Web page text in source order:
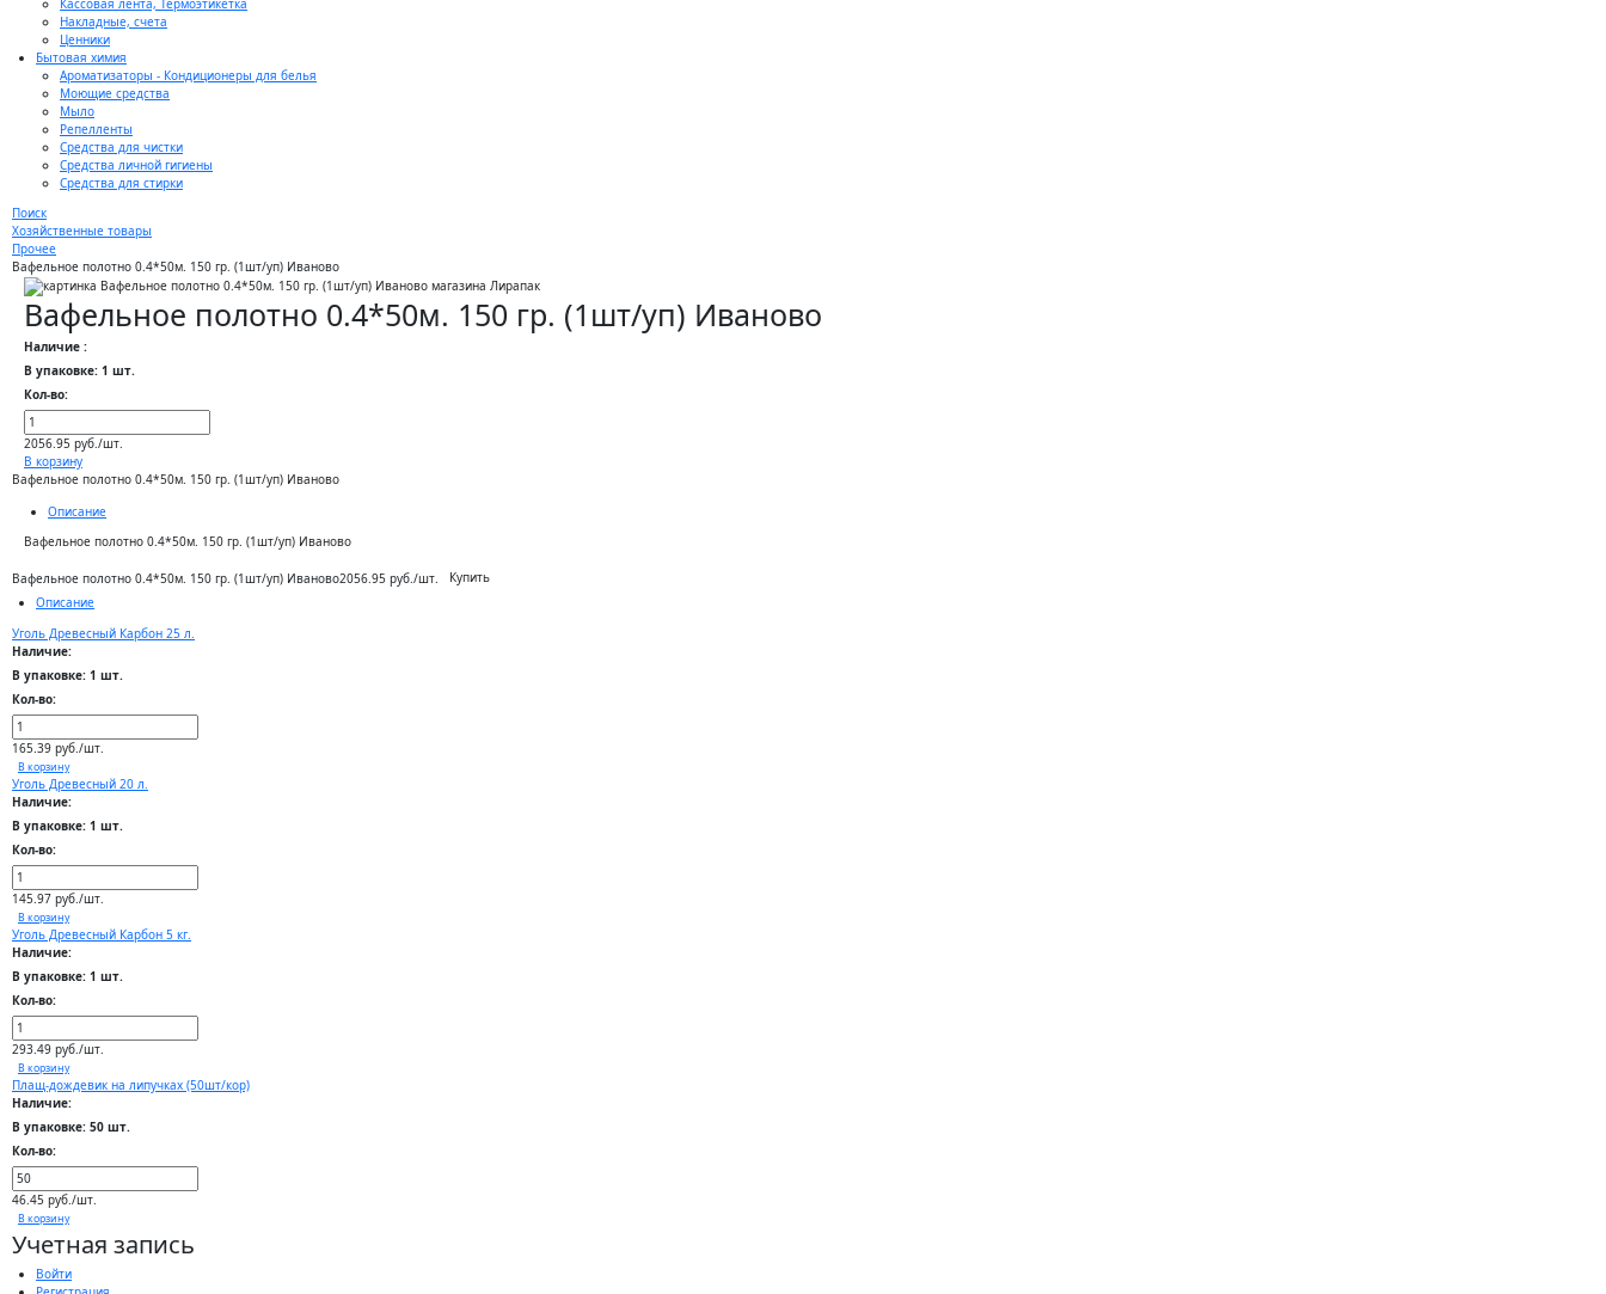
Кассовая лента, Термоэтикетка
Накладные, счета
Ценники
Бытовая химия
Ароматизаторы - Кондиционеры для белья
Моющие средства
Мыло
Репелленты
Средства для чистки
Средства личной гигиены
Средства для стирки
Поиск
Хозяйственные товары
Прочее
Вафельное полотно 0.4*50м. 150 гр. (1шт/уп) Иваново
Вафельное полотно 0.4*50м. 150 гр. (1шт/уп) Иваново
Наличие :
В упаковке: 1 шт.
Кол-во:
2056.95 руб./шт.
В корзину
Вафельное полотно 0.4*50м. 150 гр. (1шт/уп) Иваново
Описание
Вафельное полотно 0.4*50м. 150 гр. (1шт/уп) Иваново
Вафельное полотно 0.4*50м. 150 гр. (1шт/уп) Иваново2056.95 руб./шт.
Купить
Описание
Уголь Древесный Карбон 25 л.
Наличие:
В упаковке: 1 шт.
Кол-во:
165.39 руб./шт.
В корзину
Уголь Древесный 20 л.
Наличие:
В упаковке: 1 шт.
Кол-во:
145.97 руб./шт.
В корзину
Уголь Древесный Карбон 5 кг.
Наличие:
В упаковке: 1 шт.
Кол-во:
293.49 руб./шт.
В корзину
Плащ-дождевик на липучках (50шт/кор)
Наличие:
В упаковке: 50 шт.
Кол-во:
46.45 руб./шт.
В корзину
Учетная запись
Войти